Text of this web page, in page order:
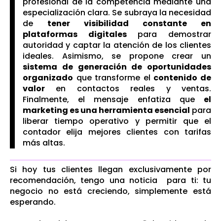
especialización clara. Se subraya la necesidad
de tener visibilidad constante en
plataformas digitalespara demostrar
autoridad y captar la atención de los clientes
ideales. Asimismo, se propone crear un
sistema de generación de oportunidades
organizado que transforme el contenido de
valor en contactos reales y ventas.
Finalmente, el mensaje enfatiza que el
marketing es una herramienta esencial para
liberar tiempo operativo y permitir que el
contador elija mejores clientes con tarifas
más altas.
Si hoy tus clientes llegan exclusivamente por
recomendación, tengo una noticia para ti: tu
negocio no está creciendo, simplemente está
esperando.